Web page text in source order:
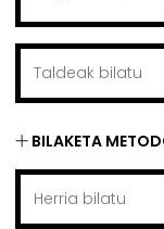
BILAKETA